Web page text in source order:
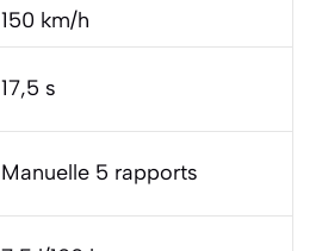
150 km/h
17,5 s
Manuelle 5 rapports